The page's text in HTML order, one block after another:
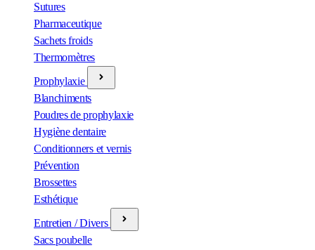
Sutures
Pharmaceutique
Sachets froids
Thermomètres
Prophylaxie
Blanchiments
Poudres de prophylaxie
Hygiène dentaire
Conditionners et vernis
Prévention
Brossettes
Esthétique
Entretien / Divers
Sacs poubelle